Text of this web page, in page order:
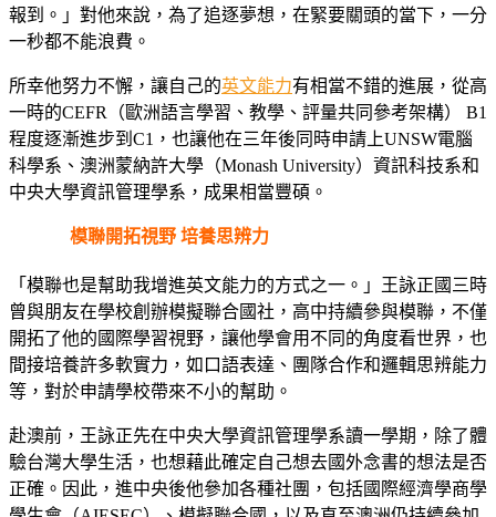
報到。」對他來說，為了追逐夢想，在緊要關頭的當下，一分
一秒都不能浪費。
所幸他努力不懈，讓自己的英文能力有相當不錯的進展，從高
一時的CEFR（歐洲語言學習、教學、評量共同參考架構） B1
程度逐漸進步到C1，也讓他在三年後同時申請上UNSW電腦
科學系、澳洲蒙納許大學（Monash University）資訊科技系和
中央大學資訊管理學系，成果相當豐碩。
模聯開拓視野 培養思辨力
「模聯也是幫助我增進英文能力的方式之一。」王詠正國三時
曾與朋友在學校創辦模擬聯合國社，高中持續參與模聯，不僅
開拓了他的國際學習視野，讓他學會用不同的角度看世界，也
間接培養許多軟實力，如口語表達、團隊合作和邏輯思辨能力
等，對於申請學校帶來不小的幫助。
赴澳前，王詠正先在中央大學資訊管理學系讀一學期，除了體
驗台灣大學生活，也想藉此確定自己想去國外念書的想法是否
正確。因此，進中央後他參加各種社團，包括國際經濟學商學